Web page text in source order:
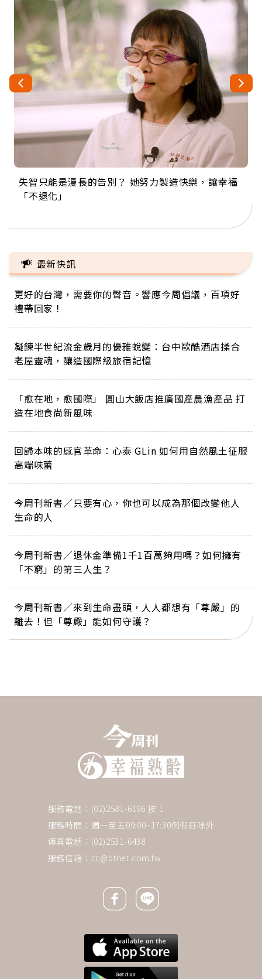
失智只能是漫長的告別？ 她努力製造快樂，讓幸福
「不退化」
來自剛果的巧克力神父 為台灣奉獻36年 「台灣是我
的家，我連作夢都講台語！」
63歲卸矽谷副總、搬回台灣找快樂！「蛋黃哥小
丑」走進安養院，逗樂上萬爺奶：退休後才開始真
104歲打破金氏世界紀錄 成為全球最年長羽球選
手，分享長壽的秘密原來是「這個」
事業巔峰他選擇追夢…黑手阿伯拉小提琴還登上小
巨蛋！連CNN都大讚！
最新快訊
更好的台灣，需要你的聲音。響應今周倡議，百項好
禮帶回家！
凝鍊半世紀流金歲月的優雅蛻變：台中歐酷酒店揉合
老屋靈魂，釀造國際級旅宿記憶
「愈在地，愈國際」 圓山大飯店推廣國產農漁產品 打
造在地食尚新風味
回歸本味的感官革命：心泰 GLin 如何用自然風土征服
高端味蕾
今周刊新書／只要有心，你也可以成為那個改變他人
生命的人
今周刊新書／退休金準備1千1百萬夠用嗎？如何擁有
「不窮」的第三人生？
今周刊新書／來到生命盡頭，人人都想有「尊嚴」的
離去！但「尊嚴」能如何守護？
服務電話：(02)2581-6196 按 1
服務時間：週一至五09:00~17:30例假日除外
傳真電話：(02)2531-6438
服務信箱： cc@btnet.com.tw
Facebook icon
Line icon